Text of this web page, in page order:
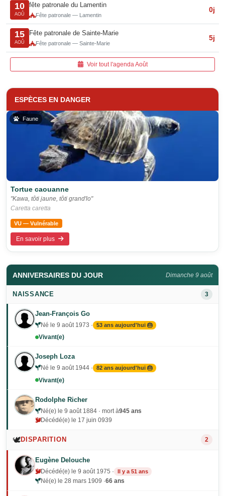
10
AOÛ
fête patronale du Lamentin
Fête patronale — Lamentin
0j
15
AOÛ
Fête patronale de Sainte-Marie
Fête patronale — Sainte-Marie
5j
Voir tout l'agenda Août
ESPÈCES EN DANGER
Faune
Tortue caouanne
"Kawa, tôti jaune, tôti grand'lo"
Caretta caretta
VU — Vulnérable
En savoir plus
ANNIVERSAIRES DU JOUR Dimanche 9 août
NAISSANCE 3
Jean-François Go
Né le 9 août 1973 · 53 ans aujourd'hui 🎂
Vivant(e)
Joseph Loza
Né le 9 août 1944 · 82 ans aujourd'hui 🎂
Vivant(e)
Rodolphe Richer
Né(e) le 9 août 1884 · mort à945 ans
Décédé(e) le 17 juin 0939
🕊️DISPARITION 2
Eugène Delouche
Décédé(e) le 9 août 1975 · Il y a 51 ans
Né(e) le 28 mars 1909 ·66 ans